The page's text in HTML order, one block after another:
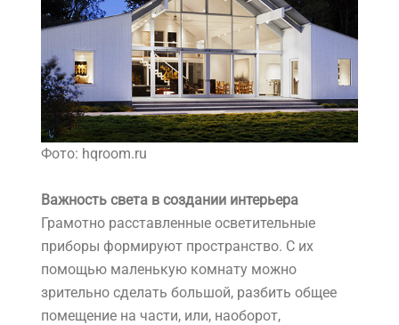
Фото: hqroom.ru
Важность света в создании интерьера
Грамотно расставленные осветительные
приборы формируют пространство. С их
помощью маленькую комнату можно
зрительно сделать большой, разбить общее
помещение на части, или, наоборот,